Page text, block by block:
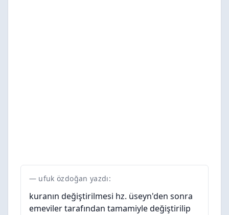
ufuk özdoğan yazdı:
kuranın değiştirilmesi hz. üseyn'den sonra
emeviler tarafından tamamiyle değiştirilip